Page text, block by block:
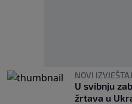
NOVI IZVJEŠTAJ
U svibnju
žrtava u